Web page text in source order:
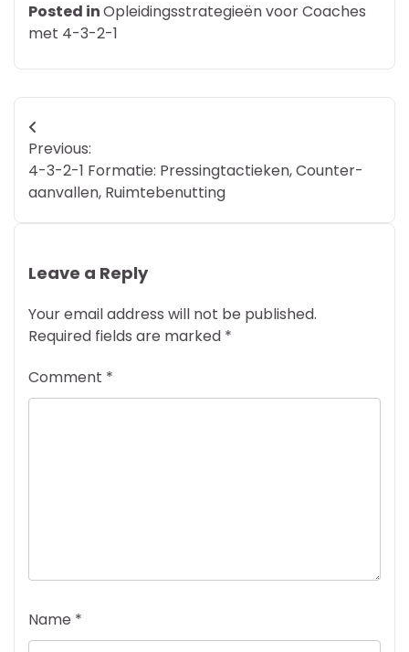
Posted inOpleidingsstrategieën voor Coaches
met 4-3-2-1
Post
navigation
Previous:
4-3-2-1 Formatie: Pressingtactieken, Counter-
aanvallen, Ruimtebenutting
Leave a Reply
Your email address will not be published.
Required fields are marked *
Comment *
Name *